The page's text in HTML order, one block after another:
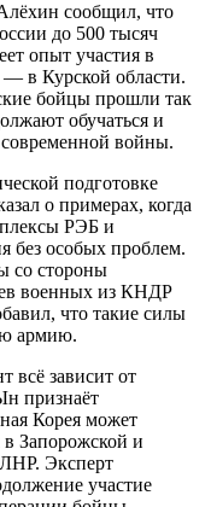
сообщил, что
до 500 тысяч
опыт участия в
в Курской области.
бойцы прошли так
обучаться и
войны.
подготовке
о примерах, когда
РЭБ и
без особых проблем.
со стороны
военных из КНДР
что такие силы
армию.
всё зависит от
признаёт
Корея может
в Запорожской и
Эксперт
участие